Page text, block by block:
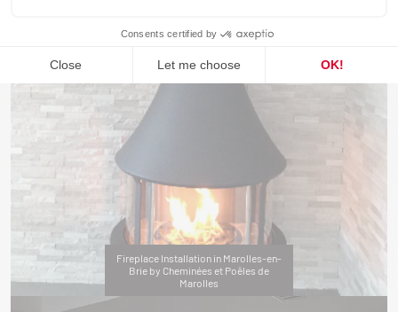
Fireplace Installation in Marolles-en-
Brie by Cheminées et Poêles de
Marolles